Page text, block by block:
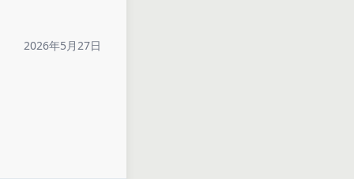
2026年5月27日